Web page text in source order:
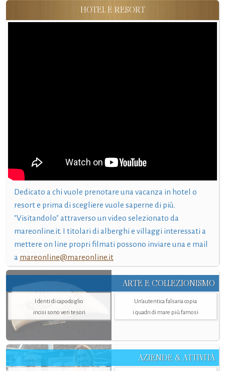
HOTEL E RESORT
Dedicato a chi vuole prenotare una vacanza in hotel o
resort e prima di scegliere vuole saperne di più.
"Visitandolo" attraverso un video selezionato da
mareonline.it. I titolari di alberghi e villaggi interessati a
mettere on line propri filmati possono inviare una e mail
a mareonline@mareonline.it
ARTE E COLLEZIONISMO
I denti di capodoglio
incisi sono veri tesori
Un’autentica falsaria copia
i quadri di mare più famosi
AZIENDE & ATTIVITÀ